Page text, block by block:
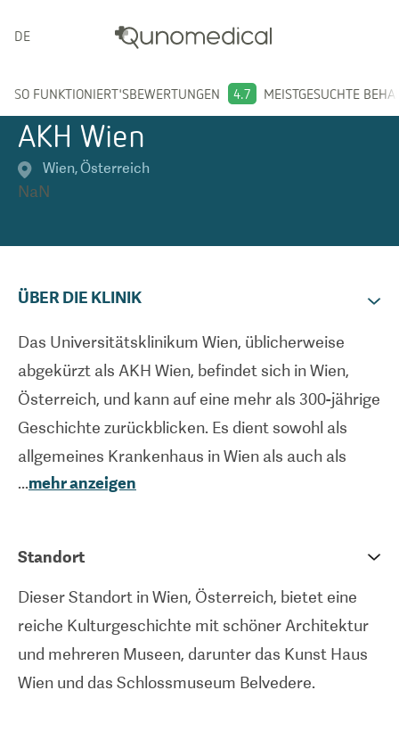
DEUTSCH
SO FUNKTIONIERT'SBEWERTUNGEN 4.7 MEISTGESUCHTE
AKH Wien
Wien,Österreich
NaN
ÜBER DIE KLINIK
Das Universitätsklinikum Wien, üblicherweise
abgekürzt als AKH Wien, befindet sich in Wien,
Österreich, und kann auf eine mehr als 300-jährige
Geschichte zurückblicken. Es dient sowohl als
allgemeines Krankenhaus in Wien als auch als
Universitätsklinikum. Es konzentriert sich auf
Chirurgie, Geburtshilfe, Gynäkologie und
Notfallmedizin. Insgesamt verfügt das
Krankenhaus über 1.914 Betten und 48
Operationssäle. Zu den Full-Service-Einrichtungen
...mehr anzeigen
Standort
Dieser Standort in Wien, Österreich, bietet eine
reiche Kulturgeschichte mit schöner Architektur
und mehreren Museen, darunter das Kunst Haus
Wien und das Schlossmuseum Belvedere.